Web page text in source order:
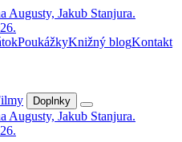
PoukážkyKnižný blogKontakt
Doplnky